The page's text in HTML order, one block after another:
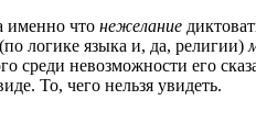
именно что нежелание
логике языка и, да, религии)
среди невозможности его
То, чего нельзя увидеть.